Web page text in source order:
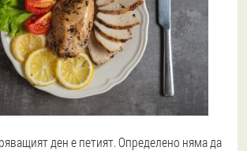
ден е петият. Определено няма да